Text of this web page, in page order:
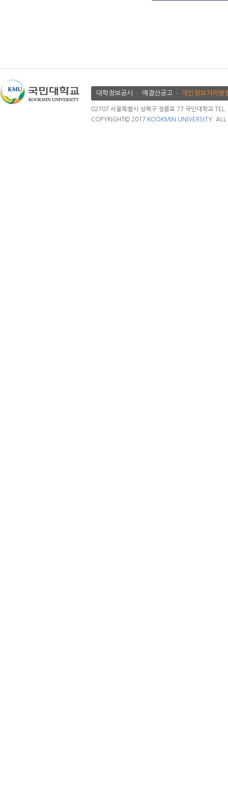
대학정보공시 예결산공고 개인정보처리방
02707 서울특별시 성북구 정릉로 77 국민대학교
COPYRIGHT© 2017 KOOKMIN UNIVERSITY. ALL